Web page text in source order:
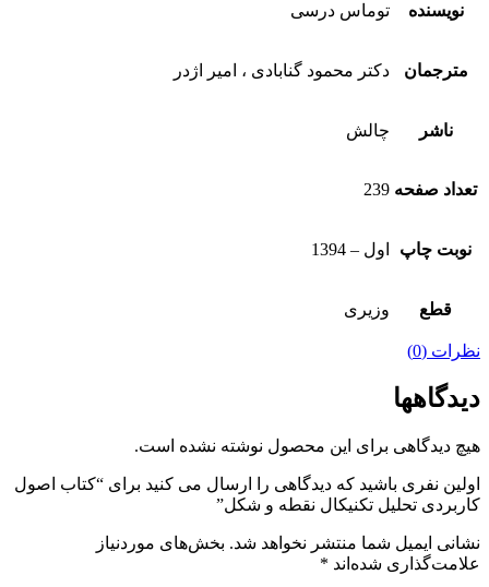
نویسنده توماس درسی
مترجمان دکتر محمود گنابادی ، امیر اژدر
ناشر چالش
تعداد صفحه 239
نوبت چاپ اول – 1394
قطع وزیری
نظرات (0)
دیدگاهها
هیچ دیدگاهی برای این محصول نوشته نشده است.
اولین نفری باشید که دیدگاهی را ارسال می کنید برای “کتاب اصول
کاربردی تحلیل تکنیکال نقطه و شکل”
نشانی ایمیل شما منتشر نخواهد شد. بخش‌های موردنیاز
علامت‌گذاری شده‌اند *